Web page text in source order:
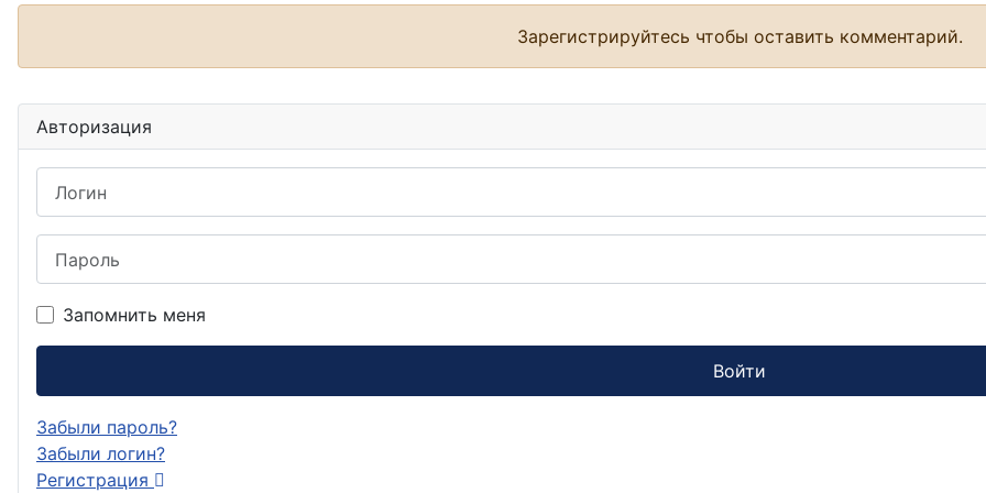
Зарегистрируйтесь чтобы оставить комментарий.
Авторизация
Запомнить меня
Войти
Забыли пароль?
Забыли логин?
Регистрация